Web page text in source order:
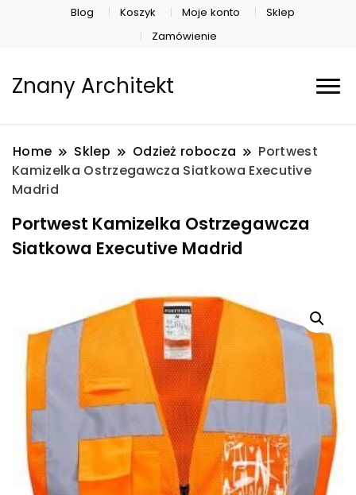
Blog Koszyk Moje konto
Sklep
Zamówienie
Znany Architekt
Home Sklep Odzież robocza
Portwest
Kamizelka Ostrzegawcza Siatkowa Executive
Madrid
Portwest Kamizelka Ostrzegawcza
Siatkowa Executive Madrid